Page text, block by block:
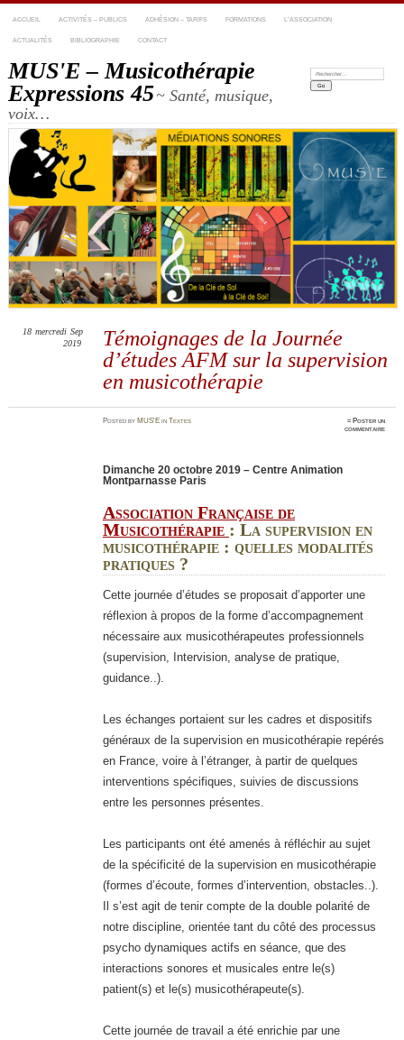
ACCUEIL ACTIVITÉS – PUBLICS ADHÉSION – TARIFS FORMATIONS L’ASSOCIATION
ACTUALITÉS BIBLIOGRAPHIE CONTACT
MUS'E – Musicothérapie
Expressions 45~ Santé, musique,
voix…
Recherche:
Témoignages de la Journée
d’études AFM sur la supervision
en musicothérapie
18 mercredi Sep
2019
PostedbyMUS'E inTextes ≈Poster un
commentaire
Dimanche 20 octobre 2019 – Centre Animation
Montparnasse Paris
Association Française de
Musicothérapie : La supervision en
musicothérapie : quelles modalités
pratiques ?
Cette journée d’études se proposait d’apporter une
réflexion à propos de la forme d’accompagnement
nécessaire aux musicothérapeutes professionnels
(supervision, Intervision, analyse de pratique,
guidance..).
Les échanges portaient sur les cadres et dispositifs
généraux de la supervision en musicothérapie repérés
en France, voire à l’étranger, à partir de quelques
interventions spécifiques, suivies de discussions
entre les personnes présentes.
Les participants ont été amenés à réfléchir au sujet
de la spécificité de la supervision en musicothérapie
(formes d’écoute, formes d’intervention, obstacles..).
Il s’est agit de tenir compte de la double polarité de
notre discipline, orientée tant du côté des processus
psycho dynamiques actifs en séance, que des
interactions sonores et musicales entre le(s)
patient(s) et le(s) musicothérapeute(s).
Cette journée de travail a été enrichie par une